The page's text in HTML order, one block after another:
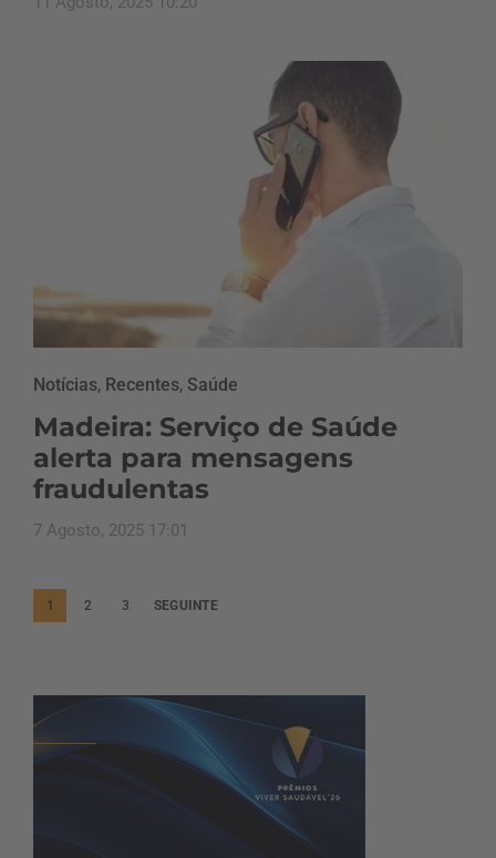
Notícias, Recentes, Saúde
Madeira: Serviço de Saúde
alerta para mensagens
fraudulentas
7 Agosto, 2025 17:01
P
n
1 2 3 SEGUINTE